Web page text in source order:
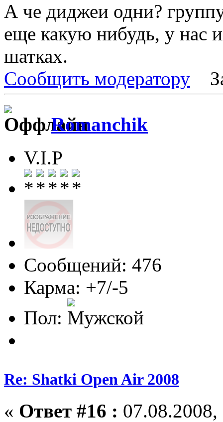
А че диджеи одни?
еще какую нибудь, у нас
шатках.
Сообщить модератору
Romanchik
V.I.P
Сообщений: 476
Карма: +7/-5
Пол:
Re: Shatki Open Air 2008
« Ответ #16 :